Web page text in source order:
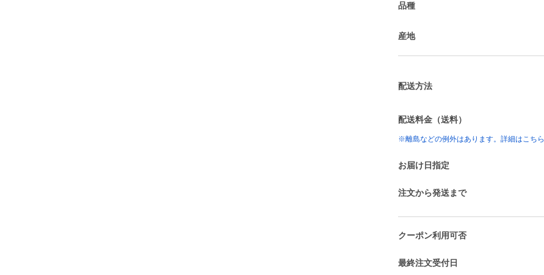
品種
産地
配送方法
配送料金（送料）
※離島などの例外はあります。詳細はこちら
お届け日指定
注文から発送まで
クーポン利用可否
最終注文受付日